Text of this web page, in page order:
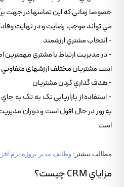
خصوصا زماني که اين تماسها در جهت
مي تواند موجب رضايت و در نهايت
- انتخاب مشتري ارزشمند
- در مديريت ارتباط با مشتري
است مشتريان مختلف ارزشهاي متفاوتي
- هدف گذاري کردن مشتريان
- استفاده از بازاريابي تک به تک به جاي
به روز در حال افول است و دوران
است
مطالب بيشتر: وظايف مدير پروژه نرم
مزاياي CRM چيست؟